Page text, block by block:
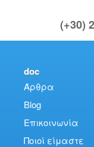
(+30)
doc
Άρθρα
Blog
Επικοινωνία
Ποιοί είμαστε